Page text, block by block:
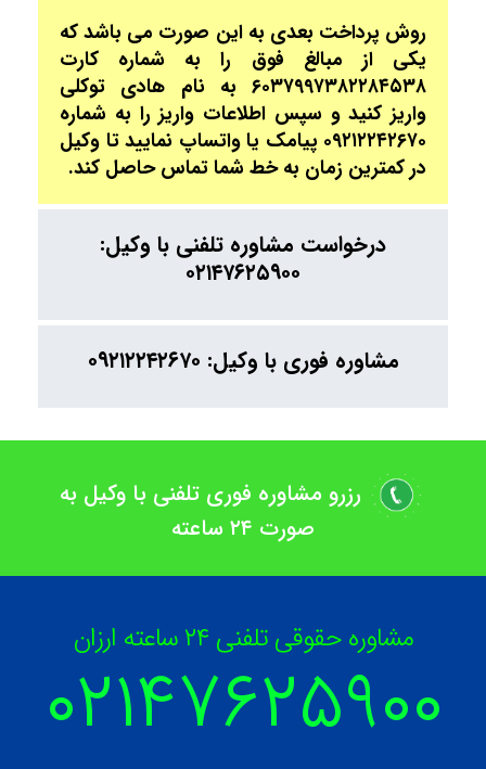
روش پرداخت بعدی به این صورت می باشد که
یکی از مبالغ فوق را به شماره کارت
۶۰۳۷۹۹۷۳۸۲۲۸۴۵۳۸ به نام هادی توکلی
واریز کنید و سپس اطلاعات واریز را به شماره
۰۹۲۱۲۲۴۲۶۷۰ پیامک یا واتساپ نمایید تا وکیل
در کمترین زمان به خط شما تماس حاصل کند.
درخواست مشاوره تلفنی با وکیل:
۰۲۱۴۷۶۲۵۹۰۰
مشاوره فوری با وکیل: ۰۹۲۱۲۲۴۲۶۷۰
رزرو مشاوره فوری تلفنی با وکیل به
صورت ۲۴ ساعته
مشاوره حقوقی تلفنی ۲۴ ساعته ارزان
۰۲۱۴۷۶۲۵۹۰۰